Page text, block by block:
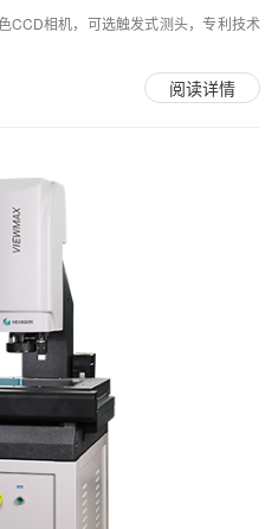
CCD相机，可选触发式测头，专利技术
阅读详情